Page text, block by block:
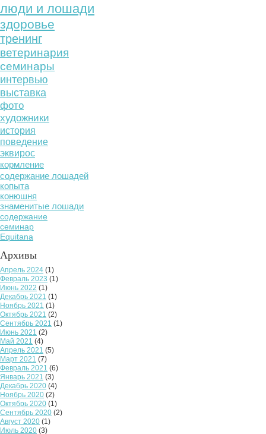
люди и лошади
здоровье
тренинг
ветеринария
семинары
интервью
выставка
фото
художники
история
поведение
эквирос
кормление
содержание лошадей
копыта
конюшня
знаменитые лошади
содержание
семинар
Equitana
Архивы
Апрель 2024 (1)
Февраль 2023 (1)
Июнь 2022 (1)
Декабрь 2021 (1)
Ноябрь 2021 (1)
Октябрь 2021 (2)
Сентябрь 2021 (1)
Июнь 2021 (2)
Май 2021 (4)
Апрель 2021 (5)
Март 2021 (7)
Февраль 2021 (6)
Январь 2021 (3)
Декабрь 2020 (4)
Ноябрь 2020 (2)
Октябрь 2020 (1)
Сентябрь 2020 (2)
Август 2020 (1)
Июль 2020 (3)